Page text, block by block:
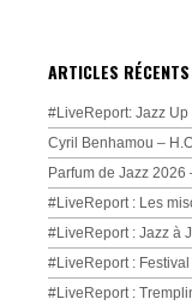
ARTICLES RÉCENTS
#LiveReport: Jazz
Cyril Benhamou –
Parfum de Jazz
#LiveReport : Les
#LiveReport : Jazz à
#LiveReport :
#LiveReport :